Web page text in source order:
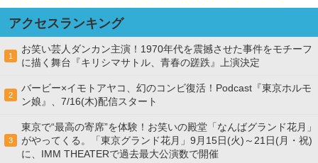
アクセスランキング
1
お笑い芸人ダンカン主演！1970年代を震撼させた事件をモチーフ
に描く舞台『キリシマサトル、青春の蹉跌』上演決定
2
バービー×イモトアヤコ、幻のコンビ復活！Podcast『東京ホルモ
ン娘』、7/16(木)配信スタート
3
東京で“最高の寄席”を体験！お笑いの殿堂「なんばグランド花月」
がやってくる。「東京グランド花月」9月15日(火)～21日(月・祝)
に、IMM THEATERで過去最大公演数で開催